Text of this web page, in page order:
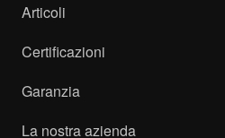
Articoli
Certificazioni
Garanzia
La nostra azienda